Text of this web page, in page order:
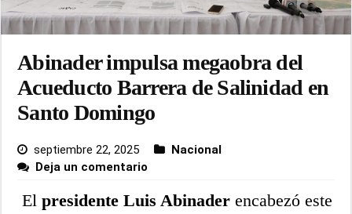
Abinader impulsa megaobra del
Acueducto Barrera de Salinidad en
Santo Domingo
septiembre 22, 2025
Nacional
Deja un comentario
Elpresidente Luis Abinader encabezó este